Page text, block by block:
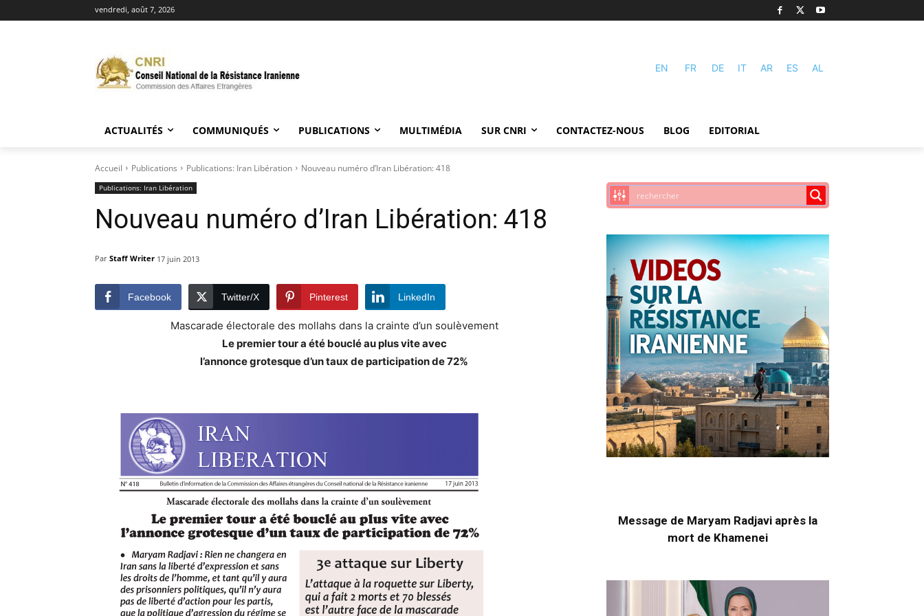
vendredi, août 7, 2026
EN FR DE IT AR ES AL
ACTUALITÉS COMMUNIQUÉS PUBLICATIONS MULTIMÉDIA SUR CNRI CONTACTEZ-NOUS BLOG EDITORIAL
Accueil Publications Publications: Iran Libération Nouveau numéro d’Iran Libération: 418
Publications: Iran Libération
Nouveau numéro d’Iran Libération: 418
Par Staff Writer 17 juin 2013
Facebook Twitter/X Pinterest LinkedIn
Mascarade électorale des mollahs dans la crainte d’un soulèvement
Le premier tour a été bouclé au plus vite avec
l’annonce grotesque d’un taux de participation de 72%
Message de Maryam Radjavi après la
mort de Khamenei